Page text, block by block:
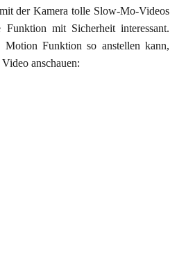
der Kamera tolle Slow-Mo-Videos
Funktion mit Sicherheit interessant.
Funktion so anstellen kann,
anschauen: